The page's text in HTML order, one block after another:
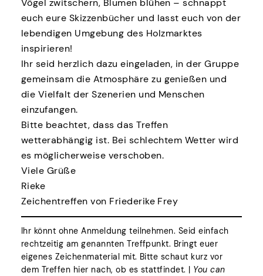
Vögel zwitschern, Blumen blühen – schnappt
euch eure Skizzenbücher und lasst euch von der
lebendigen Umgebung des Holzmarktes
inspirieren!
Ihr seid herzlich dazu eingeladen, in der Gruppe
gemeinsam die Atmosphäre zu genießen und
die Vielfalt der Szenerien und Menschen
einzufangen.
Bitte beachtet, dass das Treffen
wetterabhängig ist. Bei schlechtem Wetter wird
es möglicherweise verschoben.
Viele Grüße
Rieke
Zeichentreffen von Friederike Frey
Ihr könnt ohne Anmeldung teilnehmen. Seid einfach
rechtzeitig am genannten Treffpunkt. Bringt euer
eigenes Zeichenmaterial mit. Bitte schaut kurz vor
dem Treffen hier nach, ob es stattfindet. | You can